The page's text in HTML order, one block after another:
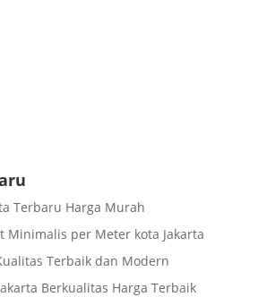
Terbaru Harga Murah
Minimalis per Meter kota Jakarta
Terbaik dan Modern
Berkualitas Harga Terbaik